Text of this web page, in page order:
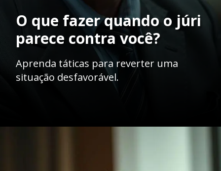
O que fazer quando o júri
parece contra você?
Aprenda táticas para reverter uma
situação desfavorável.